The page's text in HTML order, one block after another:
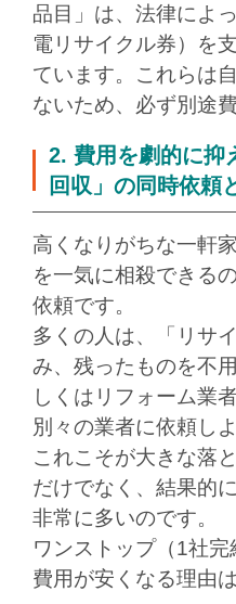
品目」は、法律によ
電リサイクル券）を
ています。これらは
ないため、必ず別途
2. 費用を劇的に抑
回収」の同時依頼
高くなりがちな一軒
を一気に相殺できる
依頼です。
多くの人は、「リサ
み、残ったものを不
しくはリフォーム業
別々の業者に依頼し
これこそが大きな落
だけでなく、結果的
非常に多いのです。
ワンストップ（1社完
費用が安くなる理由